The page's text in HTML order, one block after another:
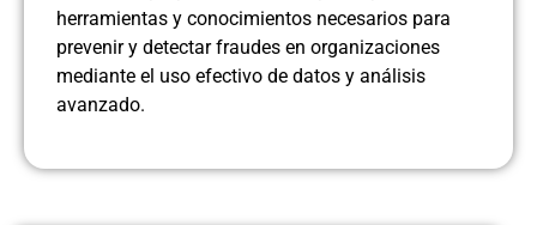
herramientas y conocimientos necesarios para
prevenir y detectar fraudes en organizaciones
mediante el uso efectivo de datos y análisis
avanzado.